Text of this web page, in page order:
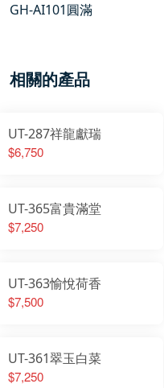
GH-AI101圓滿
相關的產品
UT-287祥龍獻瑞
$6,750
UT-365富貴滿堂
$7,250
UT-363愉悅荷香
$7,500
UT-361翠玉白菜
$7,250